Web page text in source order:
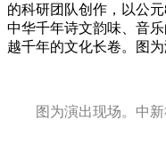
的科研团队创作，以公
中华千年诗文韵味、音
越千年的文化长卷。图
图为演出现场。中